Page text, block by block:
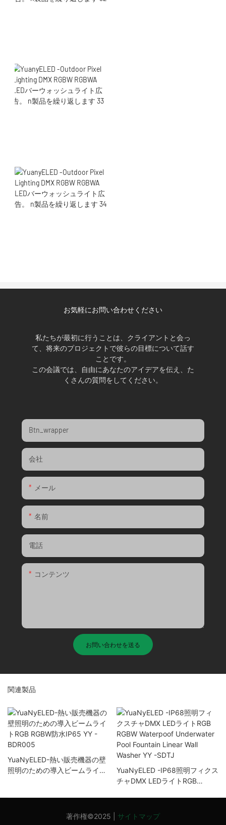
お気軽にお問い合わせください
私たちが最初に行うことは、クライアントと会っ
て、将来のプロジェクトで彼らの目標について話す
ことです。
この会議では、自由にあなたのアイデアを伝え、た
くさんの質問をしてください。
Btn_wrapper
会社
メール
名前
電話
コンテンツ
お問い合わせを送る
関連製品
YuaNyELED-熱い販売機器の壁
照明のための導入ビームライト
YuaNyELED -IP68照明フィクス
チャDMX LEDライトRGB
Washer YY -SDTJ
著作権©2025 | サイトマップ